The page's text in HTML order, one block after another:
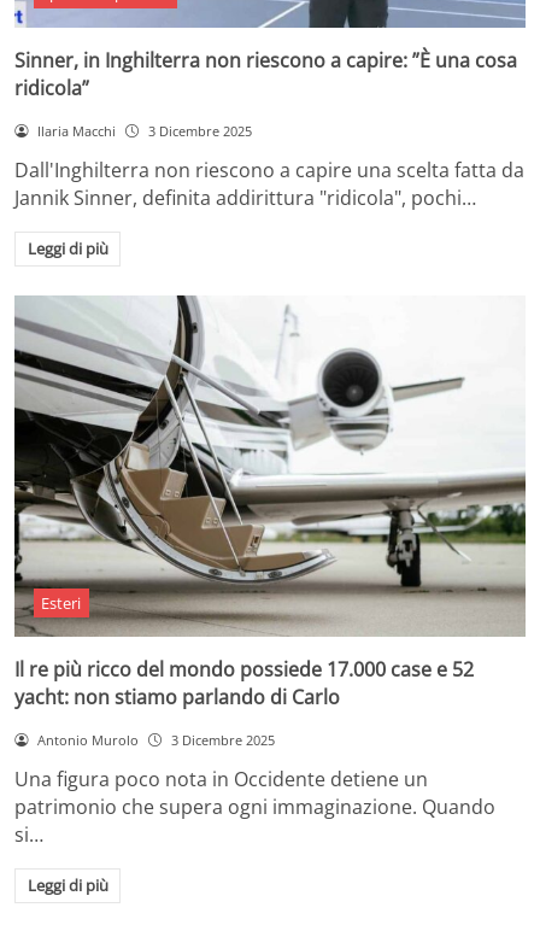
Sinner, in Inghilterra non riescono a capire: ”È una cosa
ridicola”
Ilaria Macchi 3 Dicembre 2025
Dall'Inghilterra non riescono a capire una scelta fatta da
Jannik Sinner, definita addirittura "ridicola", pochi…
Leggi di più
Esteri
Il re più ricco del mondo possiede 17.000 case e 52
yacht: non stiamo parlando di Carlo
Antonio Murolo 3 Dicembre 2025
Una figura poco nota in Occidente detiene un
patrimonio che supera ogni immaginazione. Quando
si…
Leggi di più